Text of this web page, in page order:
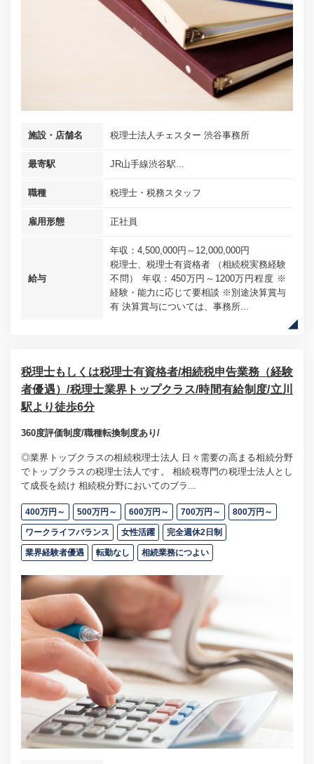
施設・店舗名 税理士法人チェスター 渋谷事務所
最寄駅 JR山手線渋谷駅...
職種 税理士・税務スタッフ
雇用形態 正社員
給与
年収：4,500,000円～12,000,000円
税理士、税理士有資格者 （相続税実務経験
不問） 年収：450万円～1200万円程度 ※
経験・能力に応じて要相談 ※別途決算賞与
有 決算賞与については、事務所...
税理士もしくは税理士有資格者/相続税申告業務（経験
者優遇）/税理士業界トップクラス/時間有給制度/立川
駅より徒歩6分
360度評価制度/職種転換制度あり/
◎業界トップクラスの相続税理士法人 日々需要の高まる相続分野
でトップクラスの税理士法人です。 相続税専門の税理士法人とし
て成長を続け 相続税分野においてのブラ...
400万円～ 500万円～ 600万円～ 700万円～ 800万円～
ワークライフバランス 女性活躍 完全週休2日制
業界経験者優遇 転勤なし 相続業務につよい